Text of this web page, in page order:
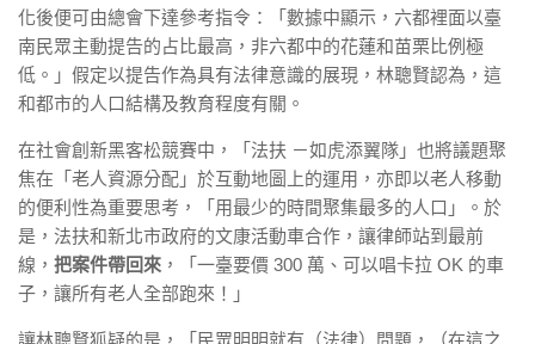
化後便可由總會下達參考指令：「數據中顯示，六都裡面以臺
南民眾主動提告的占比最高，非六都中的花蓮和苗栗比例極
低。」假定以提告作為具有法律意識的展現，林聰賢認為，這
和都市的人口結構及教育程度有關。
在社會創新黑客松競賽中，「法扶 －如虎添翼隊」也將議題聚
焦在「老人資源分配」於互動地圖上的運用，亦即以老人移動
的便利性為重要思考，「用最少的時間聚集最多的人口」。於
是，法扶和新北市政府的文康活動車合作，讓律師站到最前
線， 把案件帶回來 ，「一臺要價 300 萬、可以唱卡拉 OK 的車
子，讓所有老人全部跑來！」
讓林聰賢狐疑的是，「民眾明明就有（法律）問題，（在這之